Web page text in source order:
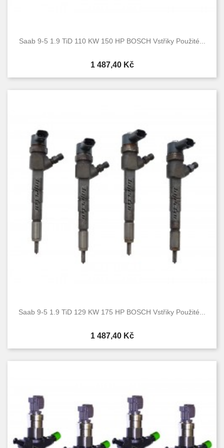
Saab 9-5 1.9 TiD 110 KW 150 HP BOSCH Vstřiky Použité...
Cena
1 487,40 Kč
Saab 9-5 1.9 TiD 129 KW 175 HP BOSCH Vstřiky Použité...
Cena
1 487,40 Kč